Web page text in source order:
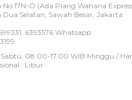
O (Ada Plang Wahana
Selatan, Sawah Besar, Jakarta
6393576 Whatsapp :
Sabtu, 08.00-17.00 WIB Minggu /
: Libur